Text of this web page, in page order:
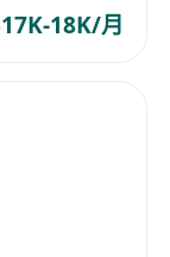
18K/月